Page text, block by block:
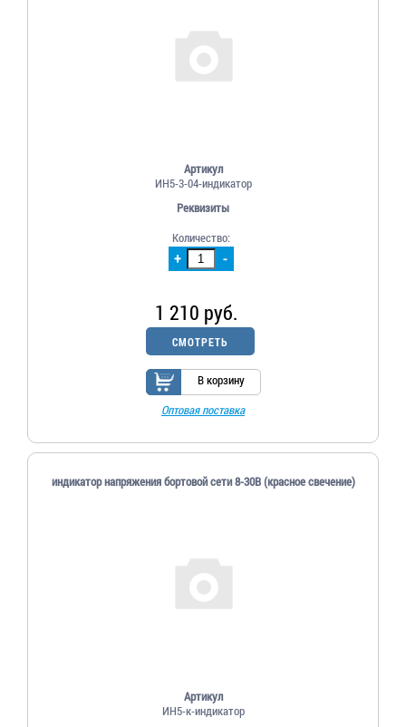
Артикул
ИН5-3-04-индикатор
Реквизиты
+ -
Количество:
1 210 руб.
СМОТРЕТЬ
В корзину
Оптовая поставка
индикатор напряжения бортовой сети 8-30В (красное свечение)
Артикул
ИН5-к-индикатор